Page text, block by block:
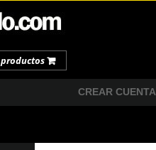
productos
CREAR CUENTA